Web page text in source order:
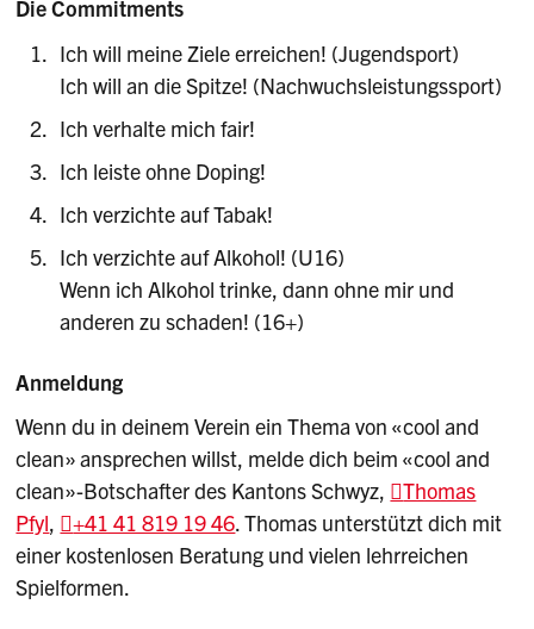
Die Commitments
Ich will meine Ziele erreichen! (Jugendsport)
Ich will an die Spitze! (Nachwuchsleistungssport)
Ich verhalte mich fair!
Ich leiste ohne Doping!
Ich verzichte auf Tabak!
Ich verzichte auf Alkohol! (U16)
Wenn ich Alkohol trinke, dann ohne mir und
anderen zu schaden! (16+)
Anmeldung
Wenn du in deinem Verein ein Thema von «cool and
clean» ansprechen willst, melde dich beim «cool and
clean»-Botschafter des Kantons Schwyz,
Thomas
Pfyl, +41 41 819 19 46. Thomas unterstützt dich mit
einer kostenlosen Beratung und vielen lehrreichen
Spielformen.